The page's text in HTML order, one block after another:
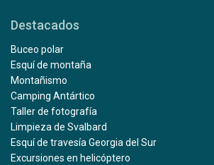
Destacados
Buceo polar
Esquí de montaña
Montañismo
Camping Antártico
Taller de fotografía
Limpieza de Svalbard
Esquí de travesía Georgia del Sur
Excursiones en helicóptero